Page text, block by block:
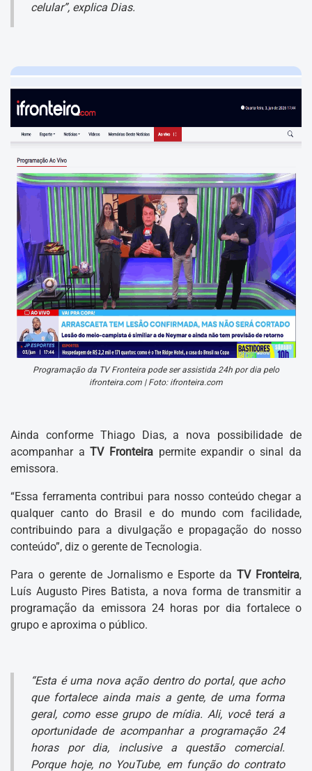
celular”, explica Dias.
Programação da TV Fronteira pode ser assistida 24h por dia pelo
ifronteira.com | Foto: ifronteira.com
Ainda conforme Thiago Dias, a nova possibilidade de
acompanhar aTV Fronteirapermite expandir o sinal da
emissora.
“Essa ferramenta contribui para nosso conteúdo chegar a
qualquer canto do Brasil e do mundo com facilidade,
contribuindo para a divulgação e propagação do nosso
conteúdo”, diz o gerente de Tecnologia.
Para o gerente de Jornalismo e Esporte daTV Fronteira,
Luís Augusto Pires Batista, a nova forma de transmitir a
programação da emissora 24 horas por dia fortalece o
grupo e aproxima o público.
“Esta é uma nova ação dentro do portal, que acho
que fortalece ainda mais a gente, de uma forma
geral, como esse grupo de mídia. Ali, você terá a
oportunidade de acompanhar a programação 24
horas por dia, inclusive a questão comercial.
Porque hoje, no YouTube, em função do contrato